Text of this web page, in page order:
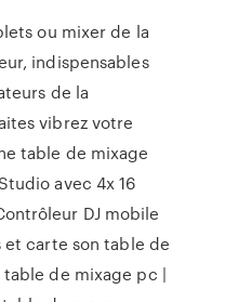
ou mixer de la
indispensables
de la
vibrez votre
table de mixage
avec 4x 16
DJ mobile
et carte son table de
de mixage pc |